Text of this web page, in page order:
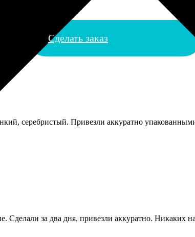
Сделать заказ
серебристый. Привезли аккуратно
Сделали за два дня, привезли аккуратно. Никаких